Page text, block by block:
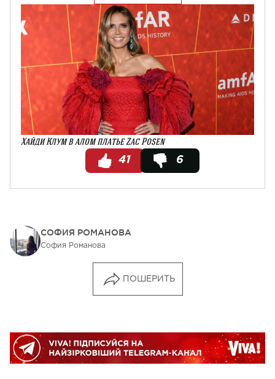
Хайди Клум в алом платье Zac Posen
41
6
СОФИЯ РОМАНОВА
София Романова
ПОШЕРИТЬ